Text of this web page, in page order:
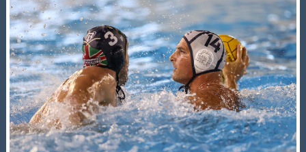
Salvamento
Master
Formazione